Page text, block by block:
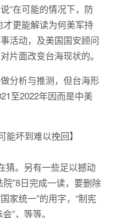
“在可能的情况下，防
才更能解读为何美军持
活动，及美国国安顾问
片面改变台海现状的。
分析与推测，但台海形
至2022年因而是中美
能坏到难以挽回】
猜。另有一些足以撼动
”8日完成一读，要删除
家统一”的用字，“制宪
”，等等。